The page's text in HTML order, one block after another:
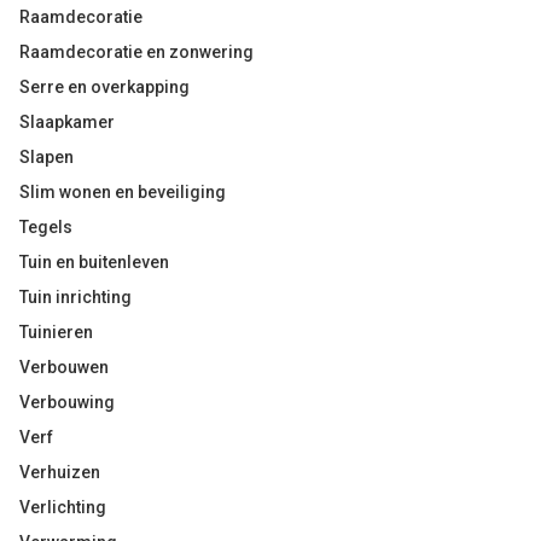
Raamdecoratie
Raamdecoratie en zonwering
Serre en overkapping
Slaapkamer
Slapen
Slim wonen en beveiliging
Tegels
Tuin en buitenleven
Tuin inrichting
Tuinieren
Verbouwen
Verbouwing
Verf
Verhuizen
Verlichting